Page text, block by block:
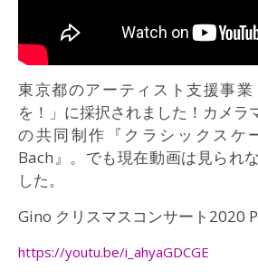
東京都のアーティスト支援事
を！」に採択されました！カメラ
の共同制作『クラシックス
Bach』。でも現在動画は見られ
した。
Gino クリスマスコンサート2020
https://youtu.be/i_ahyaGDCGE